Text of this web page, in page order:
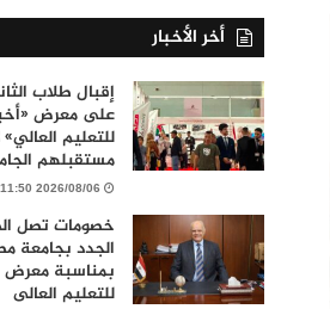
أخر الأخبار
إقبال طلاب
على معرض
للتعليم العالي»
مستقبلهم
2026/08/06 3:11:50 مساءً
الجدد بجامعة
بمناسبة معرض
للتعليم العالى